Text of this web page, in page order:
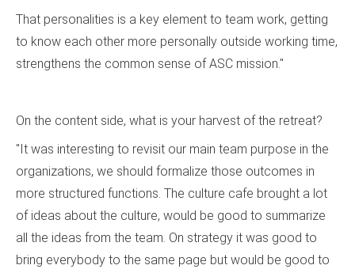
That personalities is a key element to team work, getting
to know each other more personally outside working time,
strengthens the common sense of ASC mission."
On the content side, what is your harvest of the retreat?
"It was interesting to revisit our main team purpose in the
organizations, we should formalize those outcomes in
more structured functions. The culture cafe brought a lot
of ideas about the culture, would be good to summarize
all the ideas from the team. On strategy it was good to
bring everybody to the same page but would be good to